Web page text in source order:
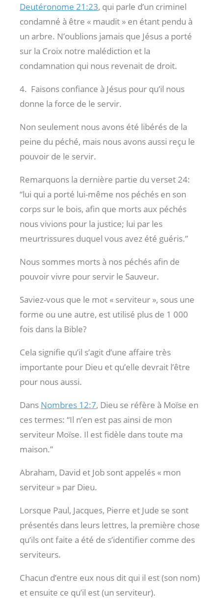
Deutéronome 21:23, qui parle d’un criminel
condamné à être « maudit » en étant pendu à
un arbre. N’oublions jamais que Jésus a porté
sur la Croix notre malédiction et la
condamnation qui nous revenait de droit.
4. Faisons confiance à Jésus pour qu’il nous
donne la force de le servir.
Non seulement nous avons été libérés de la
peine du péché, mais nous avons aussi reçu le
pouvoir de le servir.
Remarquons la dernière partie du verset 24:
“lui qui a porté lui-même nos péchés en son
corps sur le bois, afin que morts aux péchés
nous vivions pour la justice; lui par les
meurtrissures duquel vous avez été guéris.”
Nous sommes morts à nos péchés afin de
pouvoir vivre pour servir le Sauveur.
Saviez-vous que le mot « serviteur », sous une
forme ou une autre, est utilisé plus de 1 000
fois dans la Bible?
Cela signifie qu’il s’agit d’une affaire très
importante pour Dieu et qu’elle devrait l’être
pour nous aussi.
Dans Nombres 12:7, Dieu se réfère à Moïse en
ces termes: “Il n’en est pas ainsi de mon
serviteur Moïse. Il est fidèle dans toute ma
maison.”
Abraham, David et Job sont appelés « mon
serviteur » par Dieu.
Lorsque Paul, Jacques, Pierre et Jude se sont
présentés dans leurs lettres, la première chose
qu’ils ont faite a été de s’identifier comme des
serviteurs.
Chacun d’entre eux nous dit qui il est (son nom)
et ensuite ce qu’il est (un serviteur).